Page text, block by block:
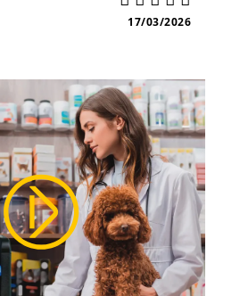
17/03/2026